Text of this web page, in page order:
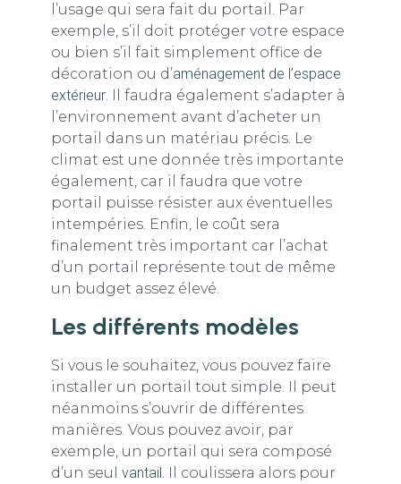
l’usage qui sera fait du portail. Par
exemple, s’il doit protéger votre espace
ou bien s’il fait simplement office de
décoration ou d’aménagement de l’espace
extérieur. Il faudra également s’adapter à
l’environnement avant d’acheter un
portail dans un matériau précis. Le
climat est une donnée très importante
également, car il faudra que votre
portail puisse résister aux éventuelles
intempéries. Enfin, le coût sera
finalement très important car l’achat
d’un portail représente tout de même
un budget assez élevé.
Les différents modèles
Si vous le souhaitez, vous pouvez faire
installer un portail tout simple. Il peut
néanmoins s’ouvrir de différentes
manières. Vous pouvez avoir, par
exemple, un portail qui sera composé
d’un seul vantail . Il coulissera alors pour